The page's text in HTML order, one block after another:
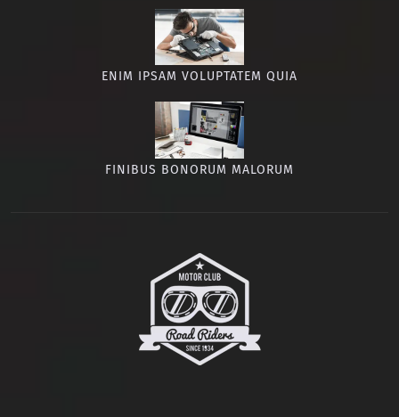
ENIM IPSAM VOLUPTATEM QUIA
FINIBUS BONORUM MALORUM